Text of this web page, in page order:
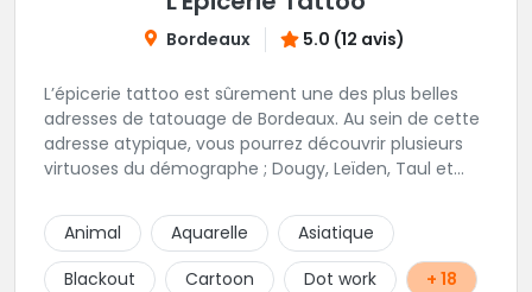
Bordeaux 5.0 (12 avis)
L’épicerie tattoo est sûrement une des plus belles
adresses de tatouage de Bordeaux. Au sein de cette
adresse atypique, vous pourrez découvrir plusieurs
virtuoses du démographe ; Dougy, Leïden, Taul et
enfant et sympathique, vous pourrez demander
conseil pour votre tattoo. N'hésitez plus une seconde
pour rencontrer cette belle équipe !
Animal Aquarelle
Asiatique
Blackout
Cartoon Dot work + 18